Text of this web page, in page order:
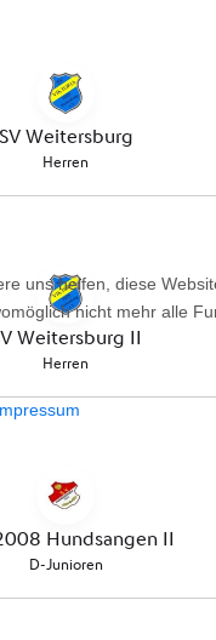
uns helfen, diese
nicht mehr alle